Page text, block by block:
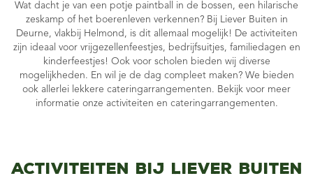
Wat dacht je van een potje paintball in de bossen, een hilarische
zeskamp of het boerenleven verkennen? Bij Liever Buiten in
Deurne, vlakbij Helmond, is dit allemaal mogelijk! De activiteiten
zijn ideaal voor vrijgezellenfeestjes, bedrijfsuitjes, familiedagen en
kinderfeestjes! Ook voor scholen bieden wij diverse
mogelijkheden. En wil je de dag compleet maken? We bieden
ook allerlei lekkere cateringarrangementen. Bekijk voor meer
informatie onze activiteiten en cateringarrangementen.
Activiteiten bij Liever Buiten